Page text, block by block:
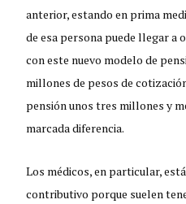
anterior, estando en prima
de esa persona puede llegar a
con este nuevo modelo de
millones de pesos de
pensión unos tres millones y
marcada diferencia.
Los médicos, en particular,
contributivo porque suelen